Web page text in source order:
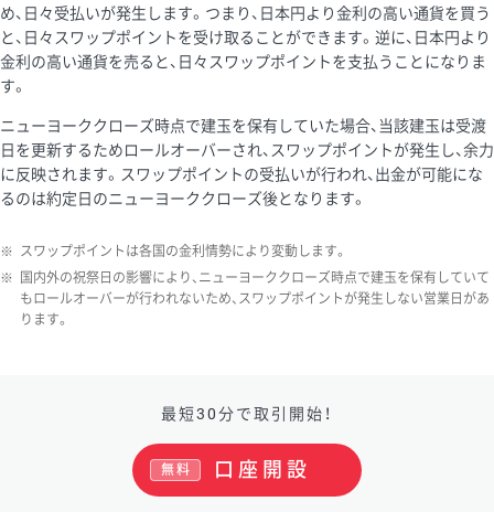
め、日々受払いが発生します。つまり、日本円より金利の高い通貨を買う
と、日々スワップポイントを受け取ることができます。逆に、日本円より
金利の高い通貨を売ると、日々スワップポイントを支払うことになりま
す。
ニューヨーククローズ時点で建玉を保有していた場合、当該建玉は受渡
日を更新するためロールオーバーされ、スワップポイントが発生し、余力
に反映されます。スワップポイントの受払いが行われ、出金が可能にな
るのは約定日のニューヨーククローズ後となります。
※ スワップポイントは各国の金利情勢により変動します。
※
国内外の祝祭日の影響により、ニューヨーククローズ時点で建玉を保有していて
もロールオーバーが行われないため、スワップポイントが発生しない営業日があ
ります。
最短30分で取引開始！
口座開設
無料